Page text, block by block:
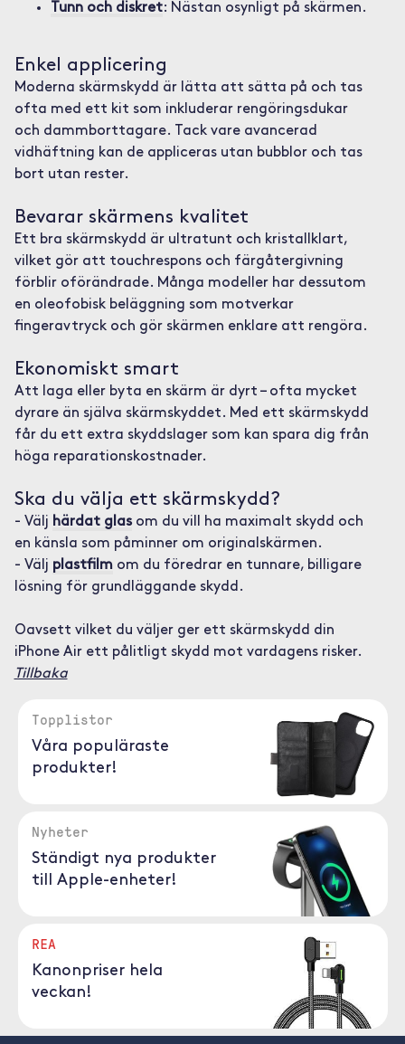
Tunn och diskret: Nästan osynligt på skärmen.
Enkel applicering
Moderna skärmskydd är lätta att sätta på och tas
ofta med ett kit som inkluderar rengöringsdukar
och dammborttagare. Tack vare avancerad
vidhäftning kan de appliceras utan bubblor och tas
bort utan rester.
Bevarar skärmens kvalitet
Ett bra skärmskydd är ultratunt och kristallklart,
vilket gör att touchrespons och färgåtergivning
förblir oförändrade. Många modeller har dessutom
en oleofobisk beläggning som motverkar
fingeravtryck och gör skärmen enklare att rengöra.
Ekonomiskt smart
Att laga eller byta en skärm är dyrt – ofta mycket
dyrare än själva skärmskyddet. Med ett skärmskydd
får du ett extra skyddslager som kan spara dig från
höga reparationskostnader.
Ska du välja ett skärmskydd?
- Välj härdat glasom du vill ha maximalt skydd och
en känsla som påminner om originalskärmen.
- Välj plastfilmom du föredrar en tunnare, billigare
lösning för grundläggande skydd.
Oavsett vilket du väljer ger ett skärmskydd din
iPhone Air ett pålitligt skydd mot vardagens risker.
Tillbaka
Topplistor
Våra populäraste
produkter!
Nyheter
Ständigt nya produkter
till Apple-enheter!
REA
Kanonpriser hela
veckan!